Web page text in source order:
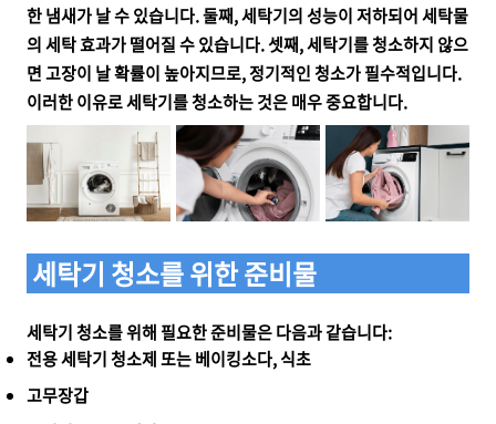
한 냄새가 날 수 있습니다. 둘째, 세탁기의 성능이 저하되어 세탁물
의 세탁 효과가 떨어질 수 있습니다. 셋째, 세탁기를 청소하지 않으
면 고장이 날 확률이 높아지므로, 정기적인 청소가 필수적입니다.
이러한 이유로 세탁기를 청소하는 것은 매우 중요합니다.
세탁기 청소를 위한 준비물
세탁기 청소를 위해 필요한 준비물은 다음과 같습니다:
전용 세탁기 청소제 또는 베이킹소다, 식초
고무장갑